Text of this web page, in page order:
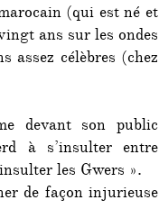
(qui est né et
ans sur les ondes
assez célèbres (chez
devant son public
à s’insulter entre
les Gwers ».
de façon injurieuse